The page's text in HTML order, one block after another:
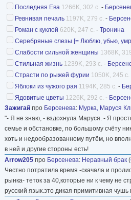
Последняя Ева 1266K, 302 с. -
Ревнивая печаль 1197K, 279 с. -
Роман с куклой 620K, 247 с. - Тронина
Серебряные слезы [= Люблю, убью,
Слабости сильной женщины 1368K,
Стильная жизнь 1239K, 293 с. -
Страсти по рыжей фурии 1050K, 245 с.
Яблоки из чужого рая 1194K, 285 с. -
Ядовитые цветы 1226K, 292 с. -
Зажигай про Берсенева: Мурка, Маруся
"- Я не знаю, - вздохнула Маруся. - Я
семье и обстановке, по большому счёту
хоть и недообразованному путём, но
в ней и другие стороны есть!
Arrow205 про Берсенева: Неравный брак (
Честно потратила время -скачала и
рынка- теток за 40,которые ни к чему не
русский язык.это дикая примитивная